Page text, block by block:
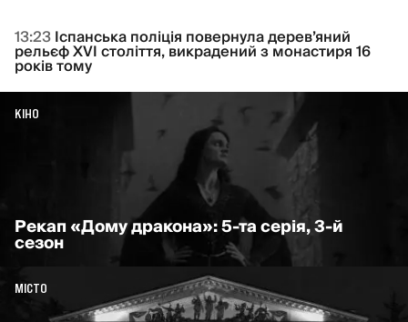
13:23Іспанська поліція повернула дерев’яний
рельєф XVI століття, викрадений з монастиря 16
років тому
Рекап «Дому дракона»: 5-та серія, 3-й
сезон
КІНО
МІСТО